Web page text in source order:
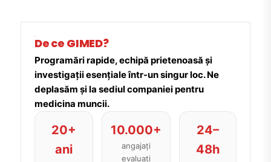
De ce GIMED?
Programări rapide, echipă prietenoasă și
investigații esențiale într-un singur loc. Ne
deplasăm și la sediul companiei pentru
medicina muncii.
20+
ani
10.000+
angajați
evaluați
24–
48h